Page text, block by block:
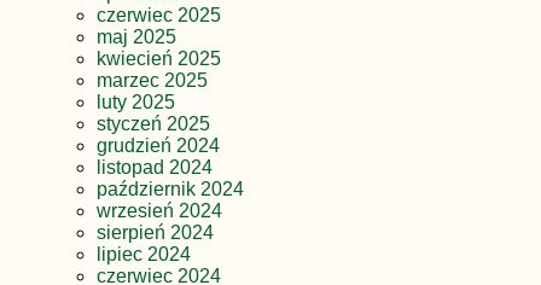
czerwiec 2025
maj 2025
kwiecień 2025
marzec 2025
luty 2025
styczeń 2025
grudzień 2024
listopad 2024
październik 2024
wrzesień 2024
sierpień 2024
lipiec 2024
czerwiec 2024